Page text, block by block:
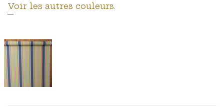
Voir les autres couleurs.